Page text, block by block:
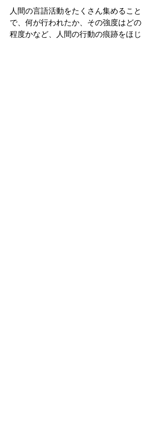
人間の言語活動をたくさん集めること
で、何が行われたか、その強度はどの
程度かなど、人間の行動の痕跡をほじ